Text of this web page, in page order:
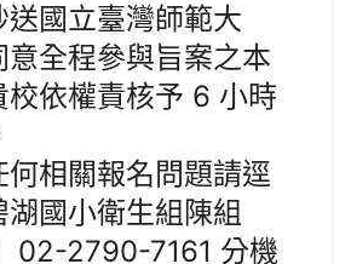
送國立臺灣師範大
意全程參與旨案之本
校依權責核予 6 小時
何相關報名問題請逕
國小衛生組陳組
02-2790-7161 分機